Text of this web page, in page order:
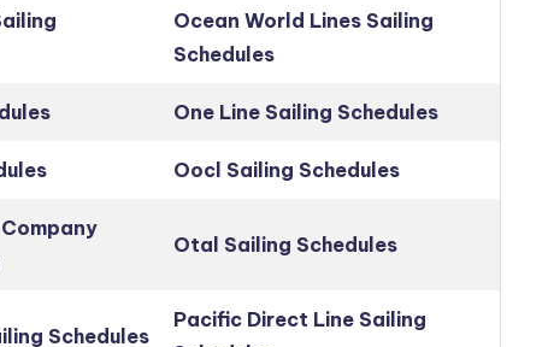
Ocean World Lines Sailing
Schedules
One Line Sailing Schedules
Oocl Sailing Schedules
Otal Sailing Schedules
Schedules
Pacific Direct Line Sailing